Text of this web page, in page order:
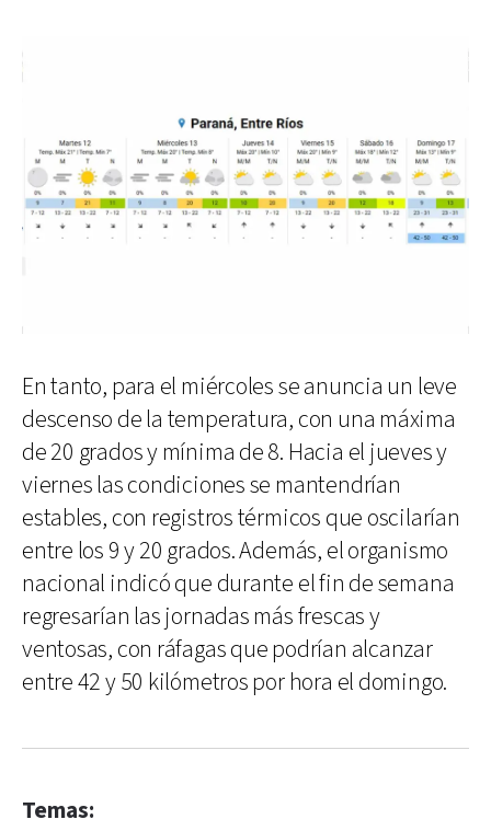
En tanto, para el miércoles se anuncia un leve
descenso de la temperatura, con una máxima
de 20 grados y mínima de 8. Hacia el jueves y
viernes las condiciones se mantendrían
estables, con registros térmicos que oscilarían
entre los 9 y 20 grados. Además, el organismo
nacional indicó que durante el fin de semana
regresarían las jornadas más frescas y
ventosas, con ráfagas que podrían alcanzar
entre 42 y 50 kilómetros por hora el domingo.
Temas: